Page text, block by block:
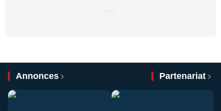
Annonces Partenariat